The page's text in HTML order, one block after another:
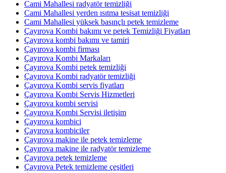
Cami Mahallesi radyatör temizliği
Cami Mahallesi yerden ısıtma tesisat temizliği
Cami Mahallesi yüksek basınçlı petek temizleme
Çayırova Kombi bakımı ve petek Temizliği Fiyatları
Çayırova kombi bakımı ve tamiri
Çayırova kombi firması
Çayırova Kombi Markaları
Çayırova Kombi petek temizliği
Çayırova Kombi radyatör temizliği
Çayırova Kombi servis fiyatları
Çayırova Kombi Servis Hizmetleri
Çayırova kombi servisi
Çayırova Kombi Servisi iletişim
Çayırova kombici
Çayırova kombiciler
Çayırova makine ile petek temizleme
Çayırova makine ile radyatör temizleme
Çayırova petek temizleme
Çayırova Petek temizleme çeşitleri